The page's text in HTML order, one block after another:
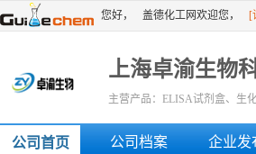
您好， 盖德化工网欢迎您， [
上海卓渝生物
主营产品：ELISA试剂盒、生
公司首页 公司档案 企业发